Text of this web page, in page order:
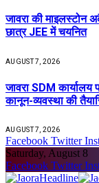
जावरा की माइलस्टोन
छात्र JEE में चयनित
AUGUST 7, 2026
जावरा SDM
कानून-व्यवस्था की
AUGUST 7, 2026
Facebook Twitter
Saturday, August 8
Facebook Twitter